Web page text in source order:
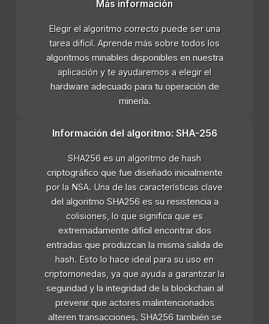
Más información
Elegir el algoritmo correcto puede ser una
tarea difícil. Aprende más sobre todos los
algoritmos minables disponibles en nuestra
aplicación y te ayudaremos a elegir el
hardware adecuado para tu operación de
minería.
Información del algoritmo: SHA-256
SHA256 es un algoritmo de hash
criptográfico que fue diseñado inicialmente
por la NSA. Una de las características clave
del algoritmo SHA256 es su resistencia a
colisiones, lo que significa que es
extremadamente difícil encontrar dos
entradas que produzcan la misma salida de
hash. Esto lo hace ideal para su uso en
criptomonedas, ya que ayuda a garantizar la
seguridad y la integridad de la blockchain al
prevenir que actores malintencionados
alteren transacciones. SHA256 también se